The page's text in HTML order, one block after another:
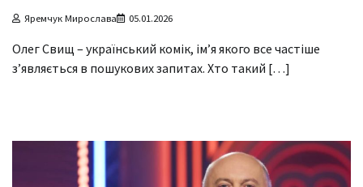
Яремчук Мирослава 05.01.2026
Олег Свищ – український комік, ім’я якого все частіше
з’являється в пошукових запитах. Хто такий […]